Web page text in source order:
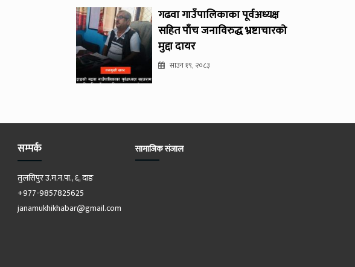
गढवा गाउँपालिकाका पूर्वअध्यक्ष
सहित पाँच जनाविरुद्ध भ्रष्टाचारको
मुद्दा दायर
साउन १९, २०८३
सम्पर्क
तुलसिपुर उ.म.न.पा., ६, दाङ
+977-9857825625
janamukhikhabar@gmail.com
सामाजिक संजाल